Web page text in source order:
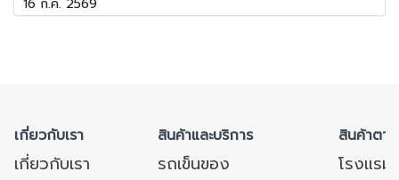
เกี่ยวกับเรา สินค้าและบริการ สินค้าตา
เกี่ยวกับเรา รถเข็นของ
โรงแร